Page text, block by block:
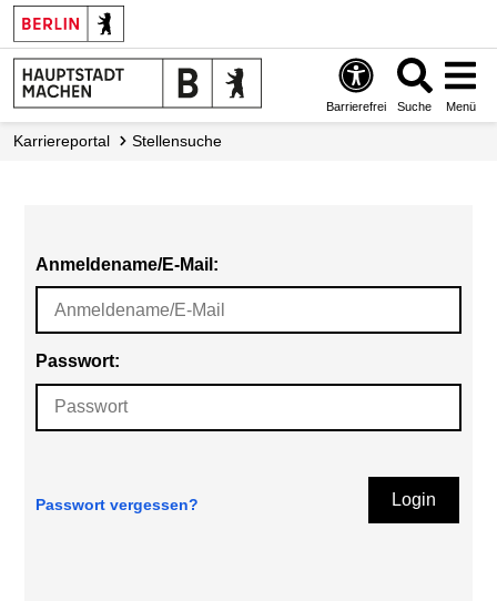
Barrierefrei Suche Menü
Karriereportal Stellensuche
Anmeldename/E-Mail:
Passwort:
Login
Passwort vergessen?